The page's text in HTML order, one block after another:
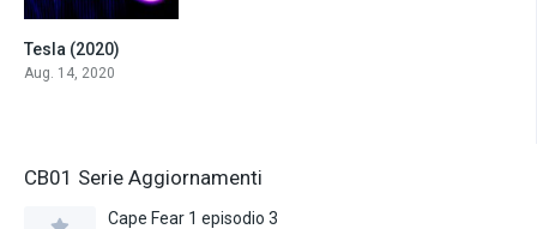
Tesla (2020)
Aug. 14, 2020
CB01 Serie Aggiornamenti
Cape Fear 1 episodio 3